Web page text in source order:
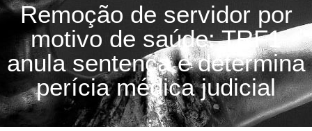
Remoção de servidor por
motivo de saúde: TRF1
anula sentença e determina
perícia médica judicial